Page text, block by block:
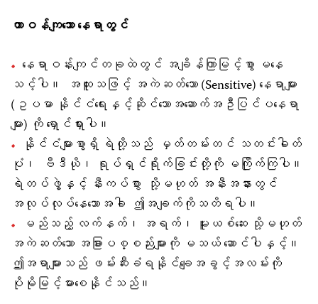
တာဝန်ကျသော နေရာတွင်
နေရာဝန်းကျင်တခုထဲတွင် အချိန်ကြာမြင့်စွာ မနေ
သင့်ပါ။ အထူးသဖြင့် အကဲဆတ်သော (Sensitive) နေရာများ
(ဥပမာ နိုင်ငံရေးနှင့်ဆိုင်သောအဆောက်အဦပြင်ပနေရာ
များ) ကို ရှောင်ရှားပါ။
နိုင်ငံများစွာရှိ ရဲတို့သည် မှတ်တမ်းတင် သတင်းဓါတ်
ပုံ၊ ဗီဒီယို၊ ရုပ်ရှင်ရိုက်ခြင်းတို့ကို မကြိုက်ကြပါ။
ရဲတပ်ဖွဲ့နှင့် နီးကပ်စွာ သို့မဟုတ် အနီးအနားတွင်
အလုပ်လုပ်နေသောအခါ ဤအချက်ကိုသတိရပါ။
မည်သည့် လက်နက်၊ အရက်၊ မူးယစ်ဆေး သို့မဟုတ်
အကဲဆတ်သော အခြားပစ္စည်းများကို မသယ် ဆောင်ပါနှင့်။
ဤအရာများသည် ဖမ်းဆီးခံရနိုင်ချေအခွင့်အလမ်းကို
ပိုမိုမြင့်မားစေနိုင်သည်။